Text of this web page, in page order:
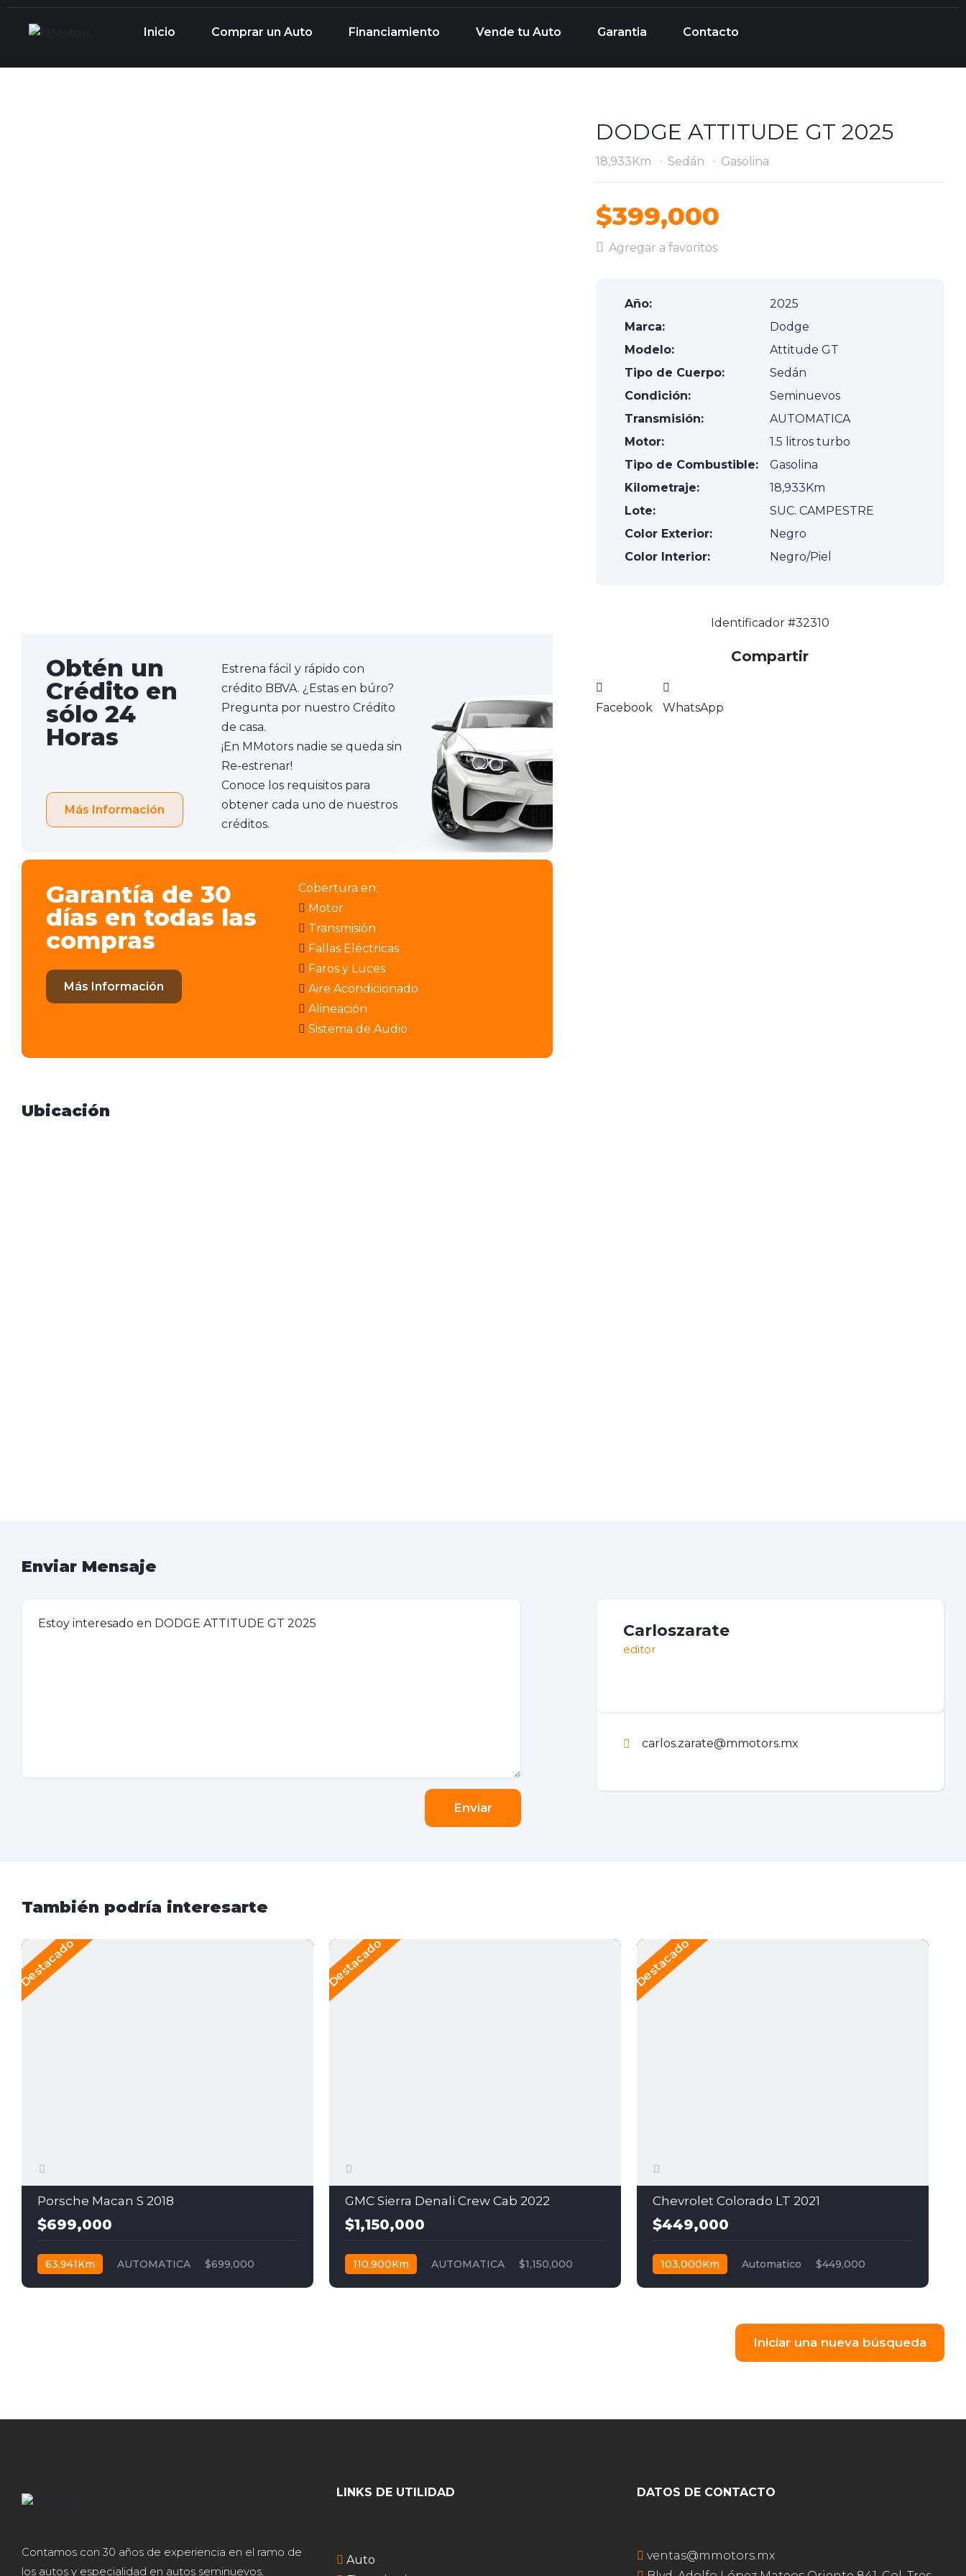
Inicio Comprar un Auto Financiamiento Vende tu Auto Garantia Contacto
Obtén un
Crédito en
sólo 24
Horas
Más Información
Estrena fácil y rápido con
crédito BBVA. ¿Estas en búro?
Pregunta por nuestro Crédito
de casa.
¡En MMotors nadie se queda sin
Re-estrenar!
Conoce los requisitos para
obtener cada uno de nuestros
créditos.
Garantía de 30
días en todas las
compras
Más Información
Cobertura en:
Motor
Transmisión
Fallas Eléctricas
Faros y Luces
Aire Acondicionado
Alineación
Sistema de Audio
Ubicación
DODGE ATTITUDE GT 2025
18,933Km Sedán Gasolina
$399,000
Agregar a favoritos
Año:
2025
Marca:
Dodge
Modelo:
Attitude GT
Tipo de Cuerpo:
Sedán
Condición:
Seminuevos
Transmisión:
AUTOMATICA
Motor:
1.5 litros turbo
Tipo de Combustible:
Gasolina
Kilometraje:
18,933Km
Lote:
SUC. CAMPESTRE
Color Exterior:
Negro
Color Interior:
Negro/Piel
Identificador #32310
Compartir
Facebook WhatsApp
Enviar Mensaje
Enviar
Carloszarate
editor
carlos.zarate@mmotors.mx
También podría interesarte
Destacado
Porsche Macan S 2018
$699,000
63,941Km AUTOMATICA $699,000
Destacado
GMC Sierra Denali Crew Cab 2022
$1,150,000
110,900Km AUTOMATICA $1,150,000
Destacado
Chevrolet Colorado LT 2021
$449,000
103,000Km Automatico $449,000
Iniciar una nueva búsqueda
Contamos con 30 años de experiencia en el ramo de
los autos y especialidad en autos seminuevos,
LINKS DE UTILIDAD
Auto
DATOS DE CONTACTO
ventas@mmotors.mx